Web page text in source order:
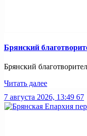
Брянский
Брянский
Читать далее
7 августа 2026, 13:49 67